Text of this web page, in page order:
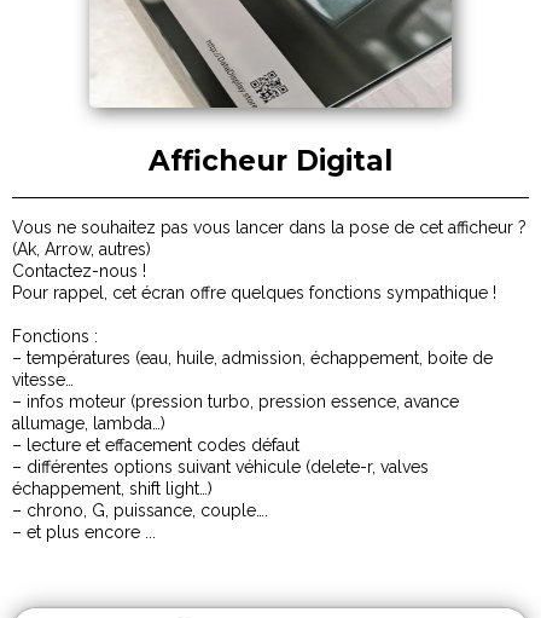
Afficheur Digital
Vous ne souhaitez pas vous lancer dans la pose de cet afficheur ?
(Ak, Arrow, autres)
Contactez-nous !
Pour rappel, cet écran offre quelques fonctions sympathique !
Fonctions :
– températures (eau, huile, admission, échappement, boite de
vitesse…
– infos moteur (pression turbo, pression essence, avance
allumage, lambda…)
– lecture et effacement codes défaut
– différentes options suivant véhicule (delete-r, valves
échappement, shift light…)
– chrono, G, puissance, couple….
– et plus encore ...